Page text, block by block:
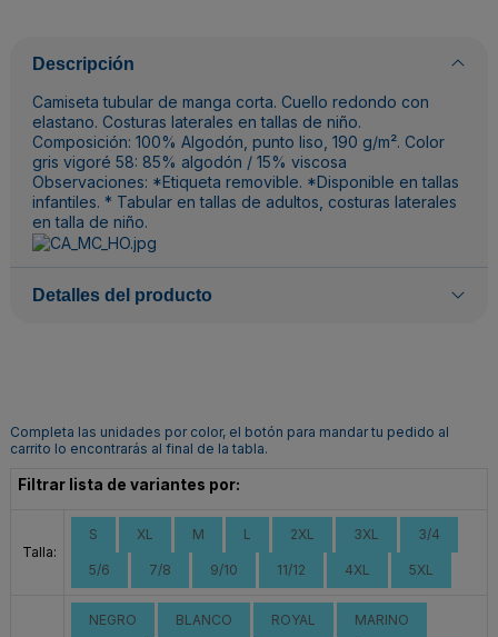
Descripción
Camiseta tubular de manga corta. Cuello redondo con
elastano. Costuras laterales en tallas de niño.
Composición: 100% Algodón, punto liso, 190 g/m². Color
gris vigoré 58: 85% algodón / 15% viscosa
Observaciones: *Etiqueta removible. *Disponible en tallas
infantiles. * Tabular en tallas de adultos, costuras laterales
en talla de niño.
Detalles del producto
Completa las unidades por color, el botón para mandar tu pedido al
carrito lo encontrarás al final de la tabla.
Filtrar lista de variantes por:
Talla:
S XL M L 2XL 3XL 3/4
5/6 7/8 9/10 11/12 4XL 5XL
NEGRO BLANCO ROYAL MARINO